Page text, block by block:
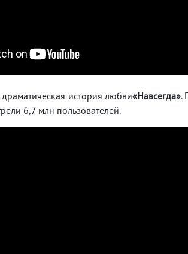
драматическая история любви«Навсегда».
6,7 млн пользователей.